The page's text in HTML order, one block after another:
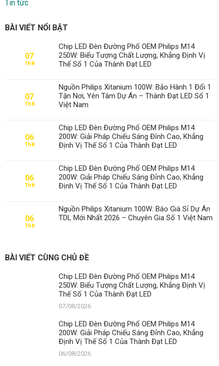
Tin tức
BÀI VIẾT NỔI BẬT
07
Th8
Chip LED Đèn Đường Phố OEM Philips M14
250W: Biểu Tượng Chất Lượng, Khẳng Định Vị
Thế Số 1 Của Thành Đạt LED
07
Th8
Nguồn Philips Xitanium 100W: Bảo Hành 1 Đổi 1
Tận Nơi, Yên Tâm Dự Án – Thành Đạt LED Số 1
Việt Nam
06
Th8
Chip LED Đèn Đường Phố OEM Philips M14
200W: Giải Pháp Chiếu Sáng Đỉnh Cao, Khẳng
Định Vị Thế Số 1 Của Thành Đạt LED
06
Th8
Chip LED Đèn Đường Phố OEM Philips M14
200W: Giải Pháp Chiếu Sáng Đỉnh Cao, Khẳng
Định Vị Thế Số 1 Của Thành Đạt LED
06
Th8
Nguồn Philips Xitanium 100W: Báo Giá Sỉ Dự Án
TDL Mới Nhất 2026 – Chuyên Gia Số 1 Việt Nam
BÀI VIẾT CÙNG CHỦ ĐỀ
Chip LED Đèn Đường Phố OEM Philips M14
250W: Biểu Tượng Chất Lượng, Khẳng Định Vị
Thế Số 1 Của Thành Đạt LED
07/08/2026
Chip LED Đèn Đường Phố OEM Philips M14
200W: Giải Pháp Chiếu Sáng Đỉnh Cao, Khẳng
Định Vị Thế Số 1 Của Thành Đạt LED
06/08/2026